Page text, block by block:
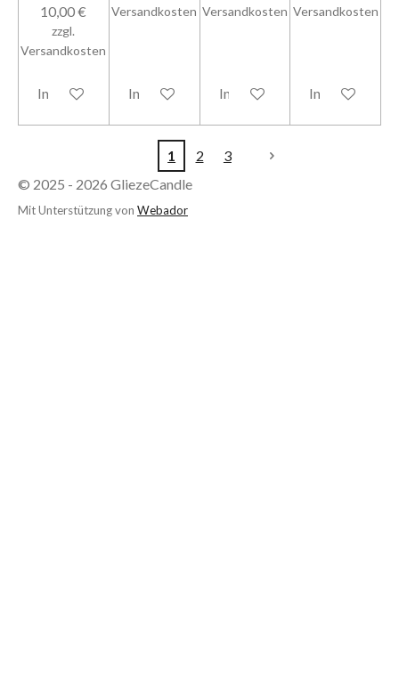
10,00 €
zzgl.
Versandkosten
In den Warenkorb
Versandkosten
In den Warenkorb
Versandkosten
In den Warenkorb
Versandkosten
In den
1 2
3
© 2025 - 2026 GliezeCandle
Mit Unterstützung von Webador